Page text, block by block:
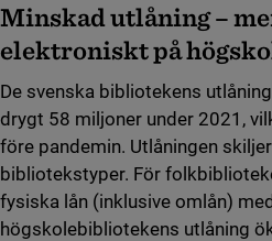
Minskad utlåning –
elektroniskt på
De svenska bibliotekens
drygt 58 miljoner under 2021,
före pandemin. Utlåningen
bibliotekstyper. För
fysiska lån (inklusive omlån)
högskolebibliotekens utlåning